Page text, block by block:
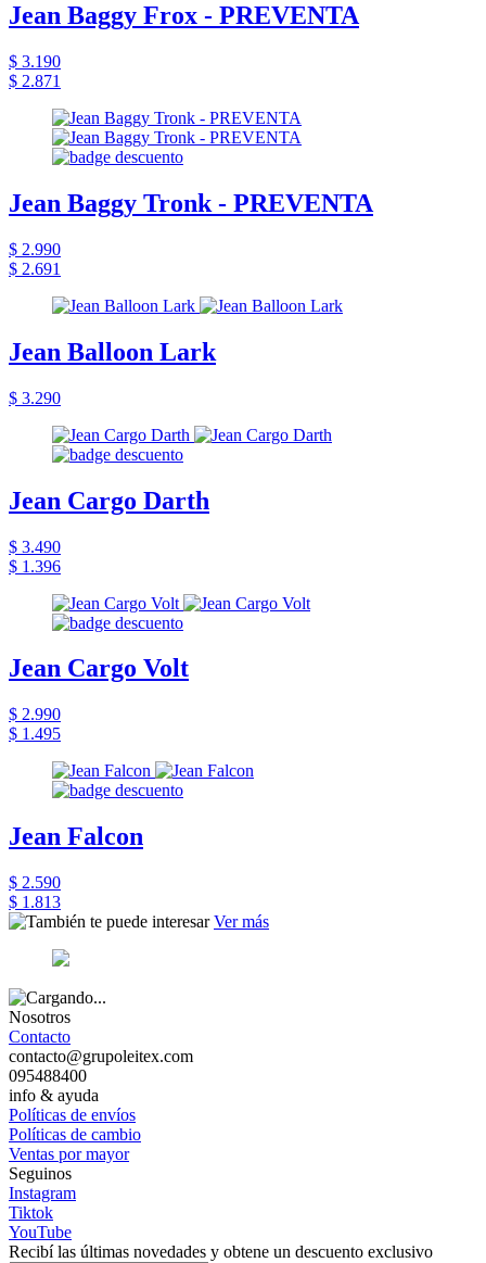
Jean Baggy Frox - PREVENTA
$ 3.190
$ 2.871
Jean Baggy Tronk - PREVENTA
$ 2.990
$ 2.691
Jean Balloon Lark
$ 3.290
Jean Cargo Darth
$ 3.490
$ 1.396
Jean Cargo Volt
$ 2.990
$ 1.495
Jean Falcon
$ 2.590
$ 1.813
Ver más
Nosotros
Contacto
contacto@grupoleitex.com
095488400
info & ayuda
Políticas de envíos
Políticas de cambio
Ventas por mayor
Seguinos
Instagram
Tiktok
YouTube
Recibí las últimas novedades y obtene un descuento exclusivo